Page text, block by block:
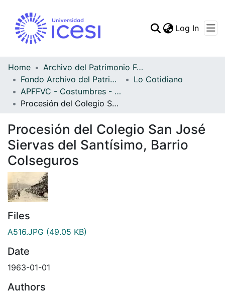
Statistics
Log In
Home
Archivo del Patrimonio Fotográfico y Fílmico del Valle del Cauca
Fondo Archivo del Patrimonio Fotográfico y Fílmico del Valle del Cauca
Lo Cotidiano
APFFVC - Costumbres - Patrimonial
Procesión del Colegio San José Siervas del Santísimo, Barrio Colseguros
Procesión del Colegio San José
Siervas del Santísimo, Barrio
Colseguros
Files
A516.JPG (49.05 KB)
Date
1963-01-01
Authors